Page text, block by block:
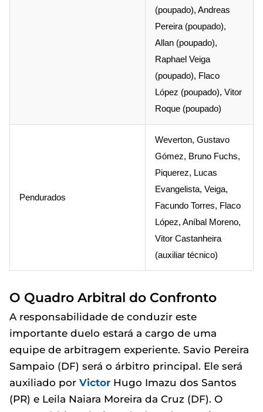
(poupado), Andreas
Pereira (poupado),
Allan (poupado),
Raphael Veiga
(poupado), Flaco
López (poupado), Vitor
Roque (poupado)
Pendurados
Weverton, Gustavo
Gómez, Bruno Fuchs,
Piquerez, Lucas
Evangelista, Veiga,
Facundo Torres, Flaco
López, Aníbal Moreno,
Vitor Castanheira
(auxiliar técnico)
O Quadro Arbitral do Confronto
A responsabilidade de conduzir este
importante duelo estará a cargo de uma
equipe de arbitragem experiente. Savio Pereira
Sampaio (DF) será o árbitro principal. Ele será
auxiliado por Victor Hugo Imazu dos Santos
(PR) e Leila Naiara Moreira da Cruz (DF). O